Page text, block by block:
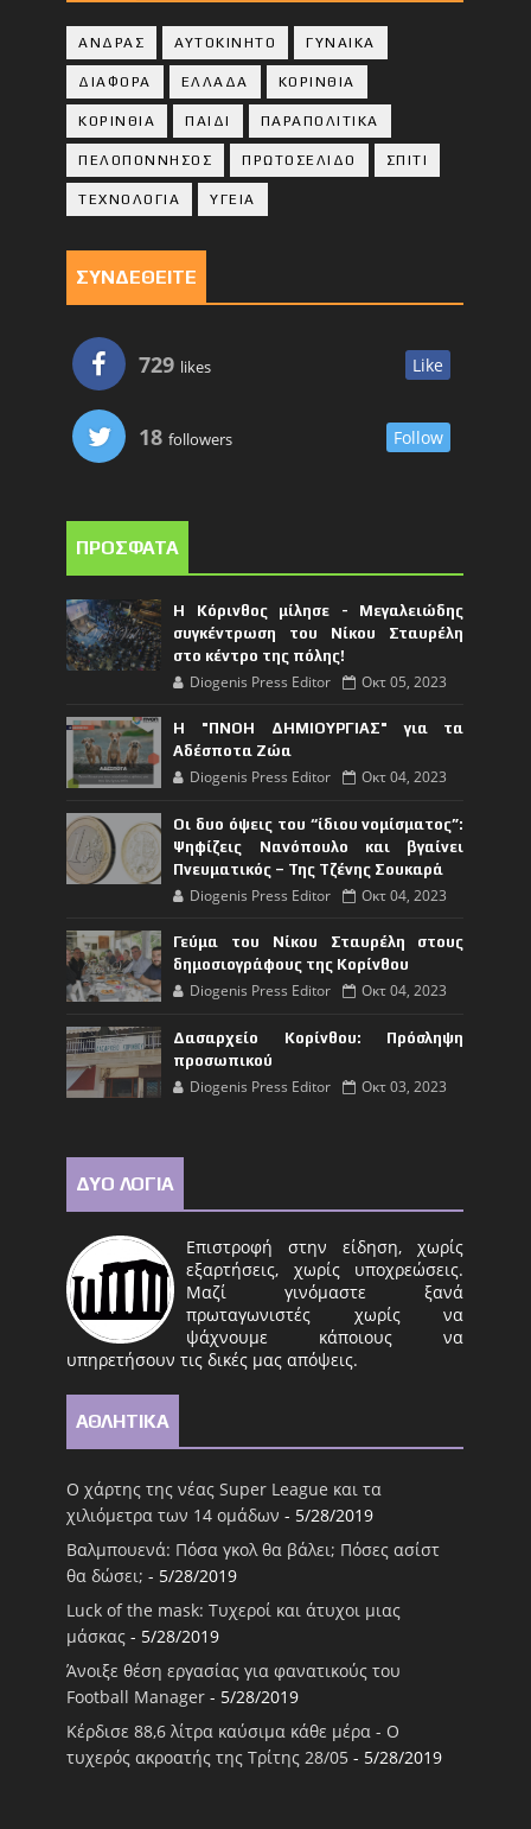
ΑΝΔΡΑΣ ΑΥΤΟΚΙΝΗΤΟ ΓΥΝΑΙΚΑ
ΔΙΑΦΟΡΑ ΕΛΛΑΔΑ ΚΟΡΙΝΘΙΑ
ΚΟΡΙΝΘΙA ΠΑΙΔΙ ΠΑΡΑΠΟΛΙΤΙΚΑ
ΠΕΛΟΠΟΝΝΗΣΟΣ ΠΡΩΤΟΣΕΛΙΔΟ ΣΠΙΤΙ
ΤΕΧΝΟΛΟΓΙΑ ΥΓΕΙΑ
ΣΥΝΔΕΘΕΙΤΕ
729 likes Like
18 followers Follow
ΠΡΟΣΦΑΤΑ
Η Κόρινθος μίλησε - Μεγαλειώδης
συγκέντρωση του Νίκου Σταυρέλη
στο κέντρο της πόλης!
Diogenis Press Editor Οκτ 05, 2023
Η "ΠΝΟΗ ΔΗΜΙΟΥΡΓΙΑΣ" για τα
Αδέσποτα Ζώα
Diogenis Press Editor Οκτ 04, 2023
Οι δυο όψεις του “ίδιου νομίσματος”:
Ψηφίζεις Νανόπουλο και βγαίνει
Πνευματικός – Της Τζένης Σουκαρά
Diogenis Press Editor Οκτ 04, 2023
Γεύμα του Νίκου Σταυρέλη στους
δημοσιογράφους της Κορίνθου
Diogenis Press Editor Οκτ 04, 2023
Δασαρχείο Κορίνθου: Πρόσληψη
προσωπικού
Diogenis Press Editor Οκτ 03, 2023
ΔΥΟ ΛΟΓΙΑ
Επιστροφή στην είδηση, χωρίς
εξαρτήσεις, χωρίς υποχρεώσεις.
Μαζί γινόμαστε ξανά
πρωταγωνιστές χωρίς να
ψάχνουμε κάποιους να
υπηρετήσουν τις δικές μας απόψεις.
ΑΘΛΗΤΙΚΑ
Ο χάρτης της νέας Super League και τα
χιλιόμετρα των 14 ομάδων - 5/28/2019
Βαλμπουενά: Πόσα γκολ θα βάλει; Πόσες ασίστ
θα δώσει; - 5/28/2019
Luck of the mask: Τυχεροί και άτυχοι μιας
μάσκας - 5/28/2019
Άνοιξε θέση εργασίας για φανατικούς του
Football Μanager - 5/28/2019
Κέρδισε 88,6 λίτρα καύσιμα κάθε μέρα - Ο
τυχερός ακροατής της Τρίτης 28/05 - 5/28/2019